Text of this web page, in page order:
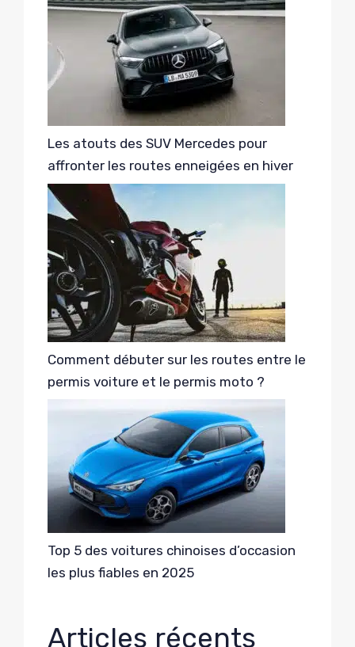
Les atouts des SUV Mercedes pour
affronter les routes enneigées en hiver
Comment débuter sur les routes entre le
permis voiture et le permis moto ?
Top 5 des voitures chinoises d’occasion
les plus fiables en 2025
Articles récents